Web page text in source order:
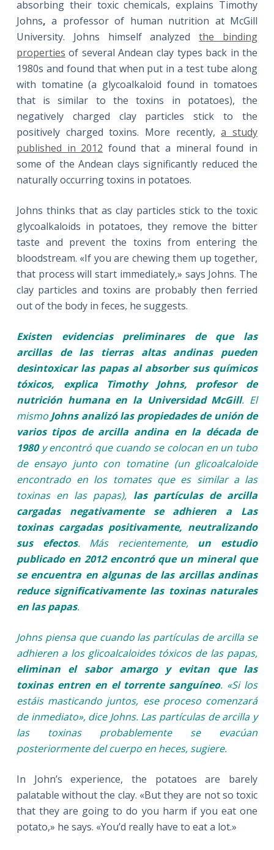
absorbing their toxic chemicals, explains Timothy
Johns, a professor of human nutrition at McGill
University. Johns himself analyzedthe binding
properties of several Andean clay types back in the
1980s and found that when put in a test tube along
with tomatine (a glycoalkaloid found in tomatoes
that is similar to the toxins in potatoes), the
negatively charged clay particles stick to the
positively charged toxins. More recently,a study
published in 2012 found that a mineral found in
some of the Andean clays significantly reduced the
naturally occurring toxins in potatoes.
Johns thinks that as clay particles stick to the toxic
glycoalkaloids in potatoes, they remove the bitter
taste and prevent the toxins from entering the
bloodstream. «If you are chewing them up together,
that process will start immediately,» says Johns. The
clay particles and toxins are probably then ferried
out of the body in feces, he suggests.
Existen evidencias preliminares de que las
arcillas de las tierras altas andinas pueden
desintoxicar las papas al absorber sus químicos
tóxicos, explica Timothy Johns, profesor de
nutrición humana en la Universidad McGill. El
mismo Johns analizó las propiedades de unión de
varios tipos de arcilla andina en la década de
1980y encontró que cuando se colocan en un tubo
de ensayo junto con tomatine (un glicoalcaloide
encontrado en los tomates que es similar a las
toxinas en las papas), las partículas de arcilla
cargadas negativamente se adhieren a Las
toxinas cargadas positivamente, neutralizando
sus efectos. Más recientemente, un estudio
publicado en 2012 encontró que un mineral que
se encuentra en algunas de las arcillas andinas
reduce significativamente las toxinas naturales
en las papas.
Johns piensa que cuando las partículas de arcilla se
adhieren a los glicoalcaloides tóxicos de las papas,
eliminan el sabor amargo y evitan que las
toxinas entren en el torrente sanguíneo. «Si los
estáis masticando juntos, ese proceso comenzará
de inmediato», dice Johns. Las partículas de arcilla y
las toxinas probablemente se evacúan
posteriormente del cuerpo en heces, sugiere.
In John’s experience, the potatoes are barely
palatable without the clay. «But they are not so toxic
that they are going to do you harm if you eat one
potato,» he says. «You’d really have to eat a lot.»